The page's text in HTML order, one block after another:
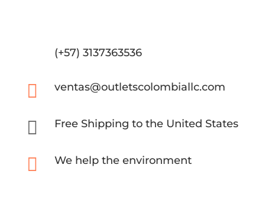
(+57) 3137363536
 ventas@outletscolombiallc.com
 Free Shipping to the United States
 We help the environment